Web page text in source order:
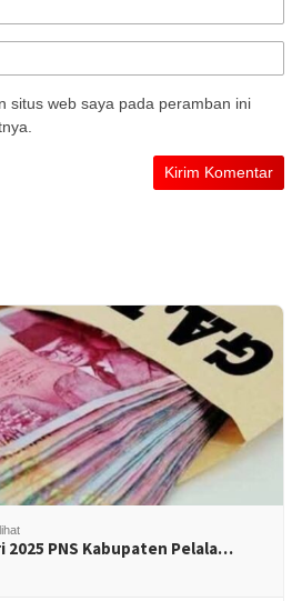
situs web saya pada peramban ini
2025 PNS Kabupaten Pelala…